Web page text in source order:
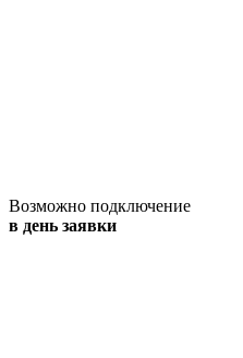
Возможно подключение
в день заявки